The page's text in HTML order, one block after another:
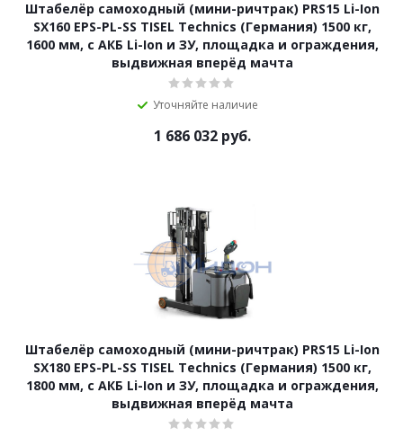
Штабелёр самоходный (мини-ричтрак) PRS15 Li-Ion
SX160 EPS-PL-SS TISEL Technics (Германия) 1500 кг,
1600 мм, с АКБ Li-Ion и ЗУ, площадка и ограждения,
выдвижная вперёд мачта
Уточняйте наличие
1 686 032руб.
Штабелёр самоходный (мини-ричтрак) PRS15 Li-Ion
SX180 EPS-PL-SS TISEL Technics (Германия) 1500 кг,
1800 мм, с АКБ Li-Ion и ЗУ, площадка и ограждения,
выдвижная вперёд мачта